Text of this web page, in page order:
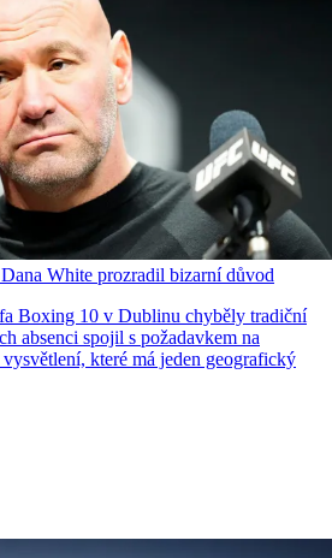
White prozradil bizarní důvod
Boxing 10 v Dublinu chyběly tradiční
absenci spojil s požadavkem na
které má jeden geografický